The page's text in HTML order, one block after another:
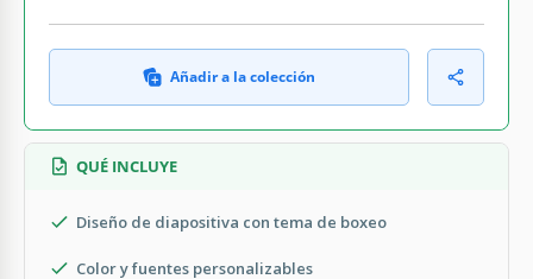
Añadir a la colección
QUÉ INCLUYE
Diseño de diapositiva con tema de boxeo
Color y fuentes personalizables